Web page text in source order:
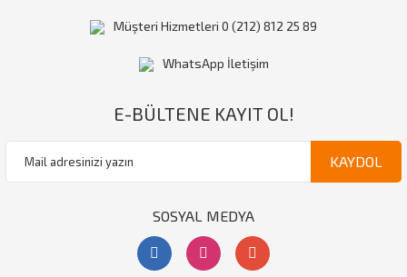
Müşteri Hizmetleri 0 (212) 812 25 89
WhatsApp İletişim
E-BÜLTENE KAYIT OL!
KAYDOL
SOSYAL MEDYA